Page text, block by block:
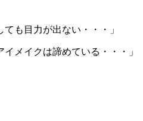
ても目力が出ない・・・」
イメイクは諦めている・・・」